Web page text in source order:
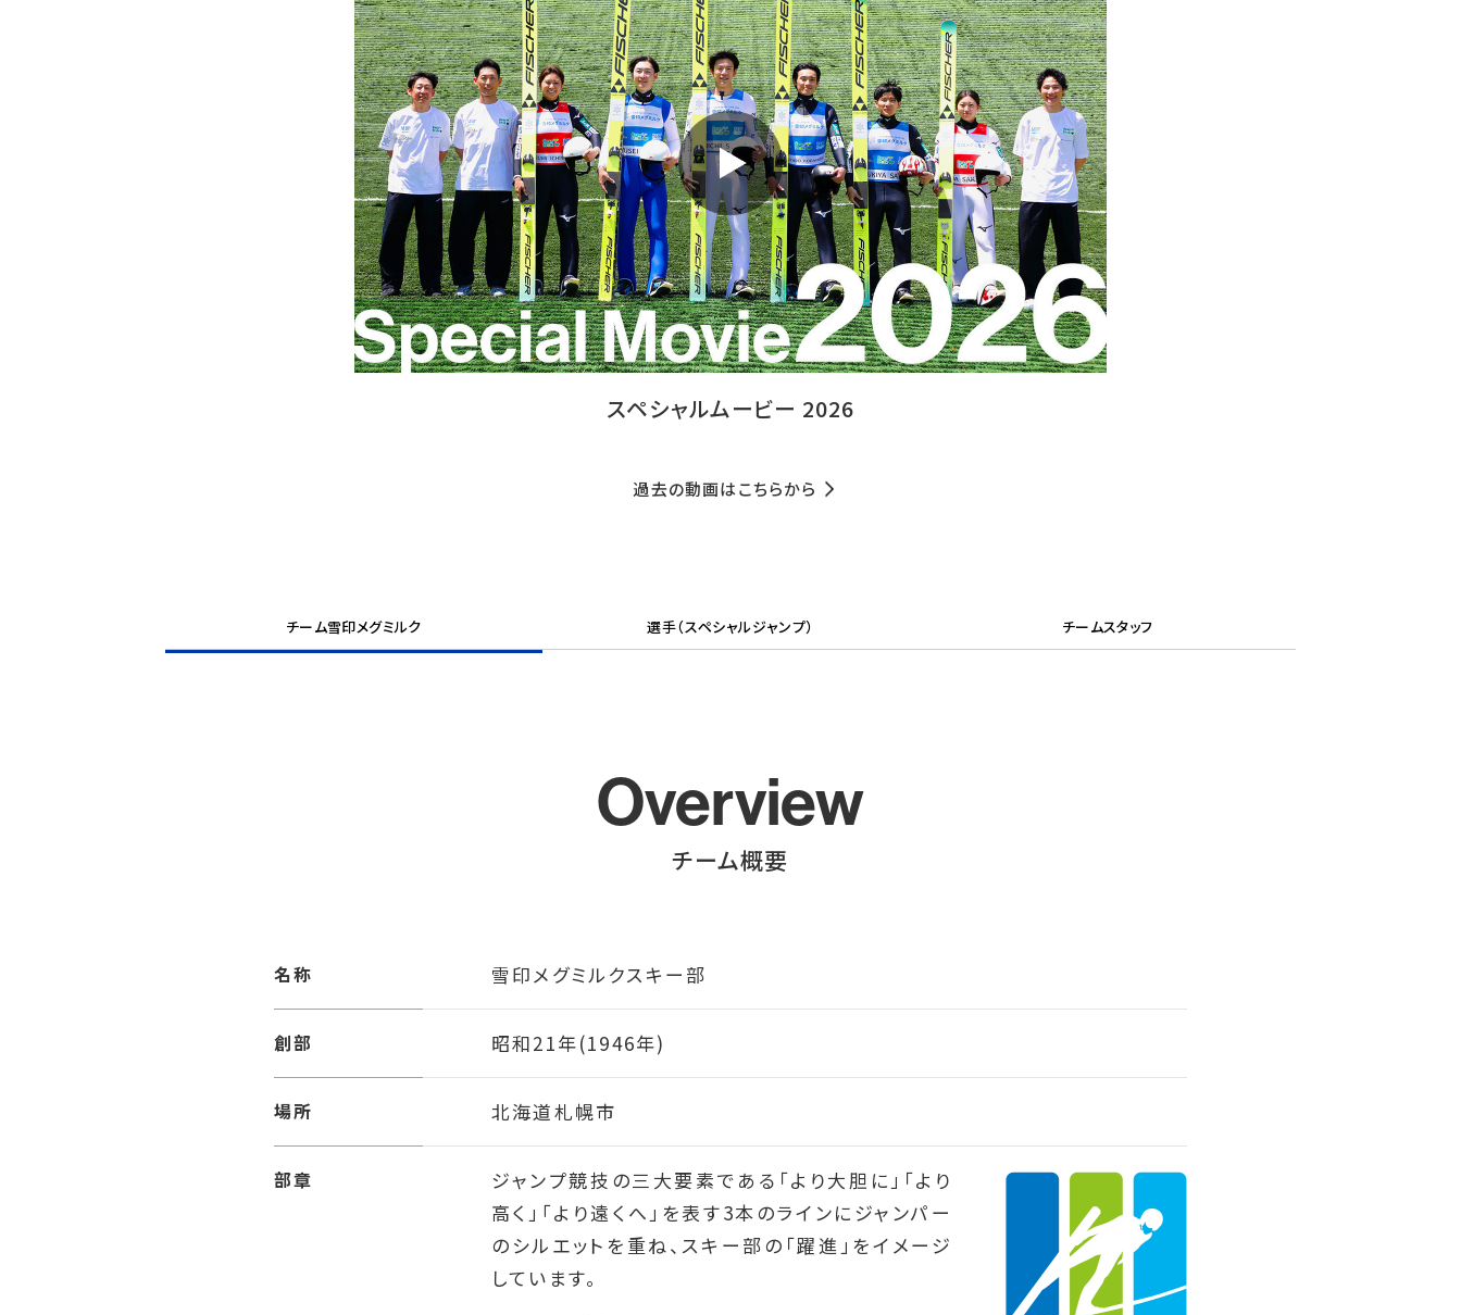
スペシャルムービー 2026
過去の動画はこちらから
チーム雪印メグミルク 選手（スペシャルジャンプ） チームスタッフ
Overview
チーム概要
名称 雪印メグミルクスキー部
創部 昭和21年(1946年)
場所 北海道札幌市
部章
ジャンプ競技の三大要素である「より大胆に」「より
高く」｢より遠くへ」を表す3本のラインにジャンパー
のシルエットを重ね、スキー部の「躍進」をイメージ
しています。